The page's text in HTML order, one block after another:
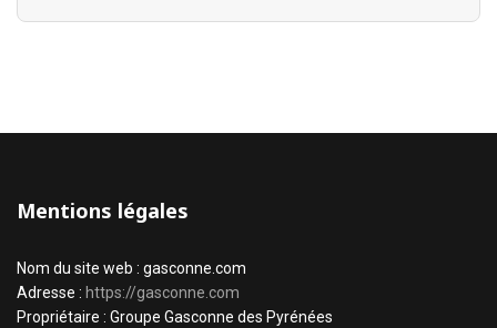
Mentions légales
Nom du site web : gasconne.com
Adresse : https://gasconne.com
Propriétaire : Groupe Gasconne des Pyrénées